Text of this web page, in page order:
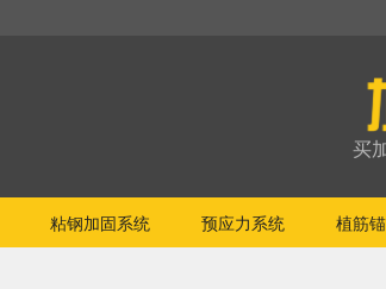
买
粘钢加固系统 预应力系统 植筋